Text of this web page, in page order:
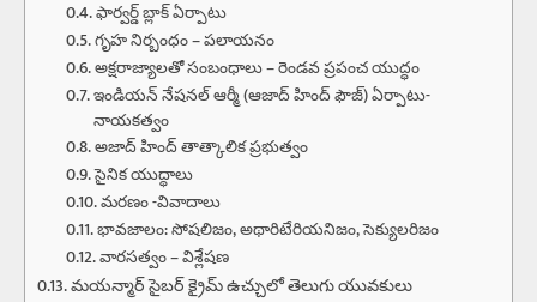
ఫార్వర్డ్ బ్లాక్ ఏర్పాటు
గృహ నిర్బంధం – పలాయనం
అక్షరాజ్యాలతో సంబంధాలు – రెండవ ప్రపంచ యుద్ధం
ఇండియన్ నేషనల్ ఆర్మీ (ఆజాద్ హింద్ ఫౌజ్) ఏర్పాటు-
నాయకత్వం
అజాద్ హింద్ తాత్కాలిక ప్రభుత్వం
సైనిక యుద్ధాలు
మరణం -వివాదాలు
భావజాలం: సోషలిజం, అథారిటేరియనిజం, సెక్యులరిజం
వారసత్వం – విశ్లేషణ
మయన్మార్‌ సైబర్‌ క్రైమ్‌ ఉచ్చులో తెలుగు యువకులు